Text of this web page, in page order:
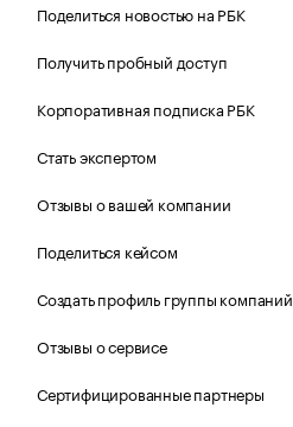
Поделиться новостью на РБК
Получить пробный доступ
Корпоративная подписка РБК
Стать экспертом
Отзывы о вашей компании
Поделиться кейсом
Создать профиль группы компаний
Отзывы о сервисе
Сертифицированные партнеры